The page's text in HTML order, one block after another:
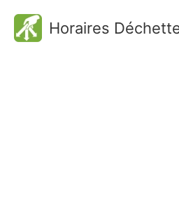
Horaires